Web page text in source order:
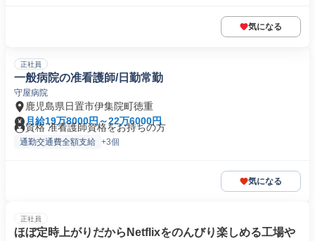
気になる
正社員
一般病院の准看護師/日勤常勤
守屋病院
鹿児島県日置市伊集院町徳重
月給19万8000円～22万6000円
資格 准看護師資格をお持ちの方
通勤交通費全額支給 +3個
気になる
正社員
ほぼ定時上がりだからNetflixをのんびり楽しめる工場や